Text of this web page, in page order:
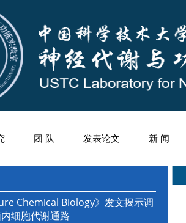
团 队 发表论文 新 闻
Chemical Biology》发文揭示调
细胞代谢通路